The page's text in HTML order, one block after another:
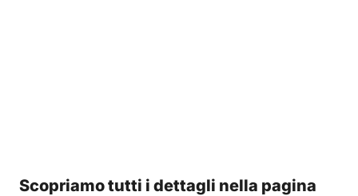
Scopriamo tutti i dettagli nella pagina